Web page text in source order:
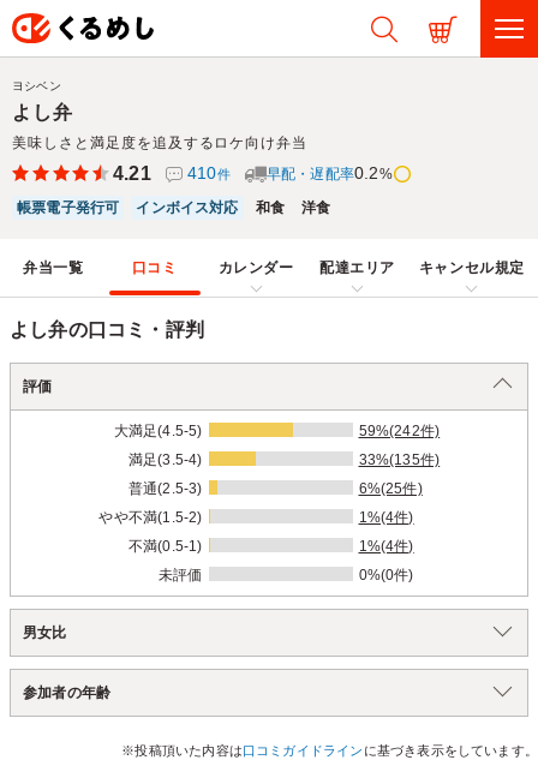
よし弁
美味しさと満足度を追及するロケ向け弁当
ヨシベン
4.21 410件 早配・遅配率0.2%
帳票電子発行可
インボイス対応 和食 洋食
弁当一覧 口コミ カレンダー 配達エリア キャンセル規定
よし弁の口コミ・評判
評価
大満足(4.5-5)
59%(242件)
満足(3.5-4)
33%(135件)
普通(2.5-3)
6%(25件)
やや不満(1.5-2)
1%(4件)
不満(0.5-1)
1%(4件)
未評価
0%(0件)
男女比
参加者の年齢
※投稿頂いた内容は口コミガイドライン に基づき表示をしています。